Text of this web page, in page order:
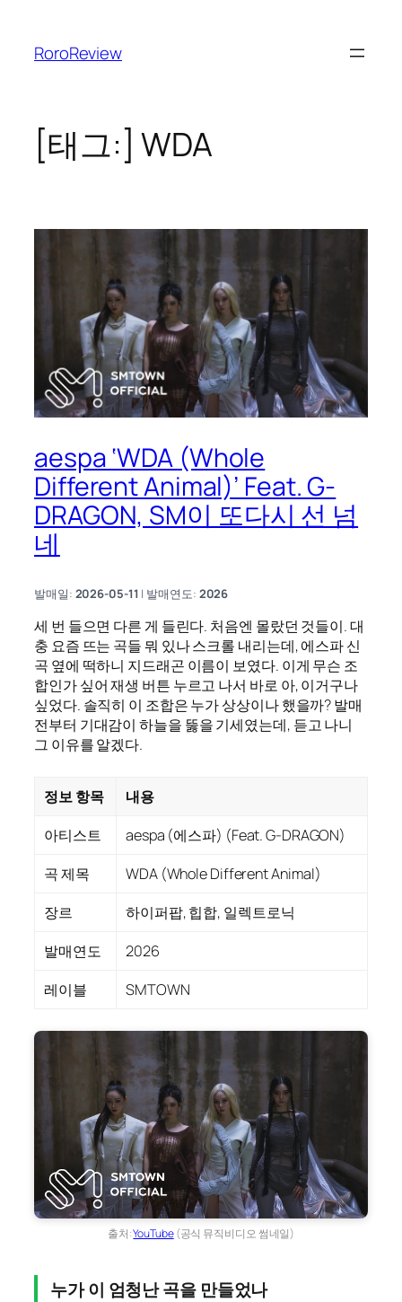
RoroReview
[태그:]WDA
aespa ‘WDA (Whole
Different Animal)’ Feat. G-
DRAGON, SM이 또다시 선 넘
네
발매일: 2026-05-11 | 발매연도: 2026
세 번 들으면 다른 게 들린다. 처음엔 몰랐던 것들이. 대
충 요즘 뜨는 곡들 뭐 있나 스크롤 내리는데, 에스파 신
곡 옆에 떡하니 지드래곤 이름이 보였다. 이게 무슨 조
합인가 싶어 재생 버튼 누르고 나서 바로 아, 이거구나
싶었다. 솔직히 이 조합은 누가 상상이나 했을까? 발매
전부터 기대감이 하늘을 뚫을 기세였는데, 듣고 나니
그 이유를 알겠다.
정보 항목
내용
아티스트
aespa (에스파) (Feat. G-DRAGON)
곡 제목
WDA (Whole Different Animal)
장르
하이퍼팝, 힙합, 일렉트로닉
발매연도
2026
레이블
SMTOWN
출처:YouTube(공식 뮤직비디오 썸네일)
누가 이 엄청난 곡을 만들었나